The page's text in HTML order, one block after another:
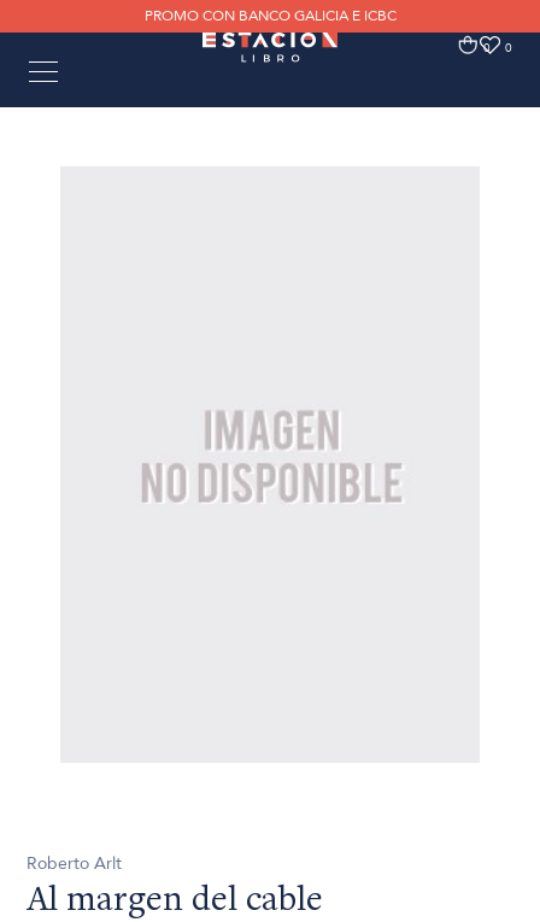
PROMO CON BANCO GALICIA E ICBC
0 0
Roberto Arlt
Al margen del cable